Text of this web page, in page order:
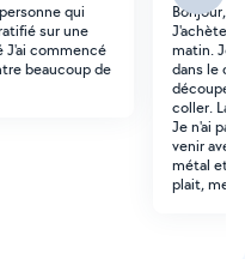
qui
sur une
J'ai commencé
beaucoup de
Bonjour,
J'achète
matin. Je
dans le
découpe
coller. La
Je n'ai
venir avec
métal et
plait,